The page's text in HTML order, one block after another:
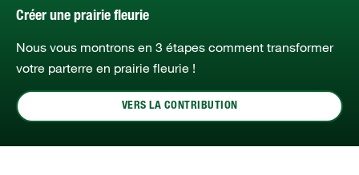
Créer une prairie fleurie
Nous vous montrons en 3 étapes comment transformer
votre parterre en prairie fleurie !
VERS LA CONTRIBUTION